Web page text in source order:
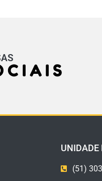
UNIDADE
(51)